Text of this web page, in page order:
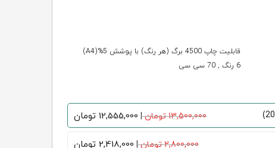
قابلیت چاپ 4500 برگ (هر رنگ) با پوشش 5%(A4)
6 رنگ , 70 سی سی
13,500,000 تومان |
12,555,000 تومان
2,800,000 تومان |
2,418,000 تومان